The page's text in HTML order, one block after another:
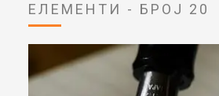
ЕЛЕМЕНТИ - БРОЈ 20